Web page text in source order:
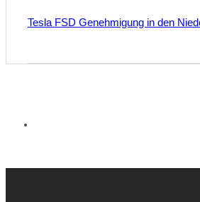
Tesla FSD Genehmigung in den